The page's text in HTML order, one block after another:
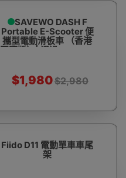
SAVEWO DASH F
Portable E-Scooter 便
攜型電動滑板車 （香港
國際版）| 通過EN17128
$1,980$2,980
Fiido D11 電動單車車尾
架